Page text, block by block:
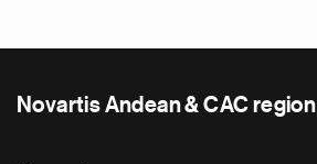
Novartis Andean & CAC region